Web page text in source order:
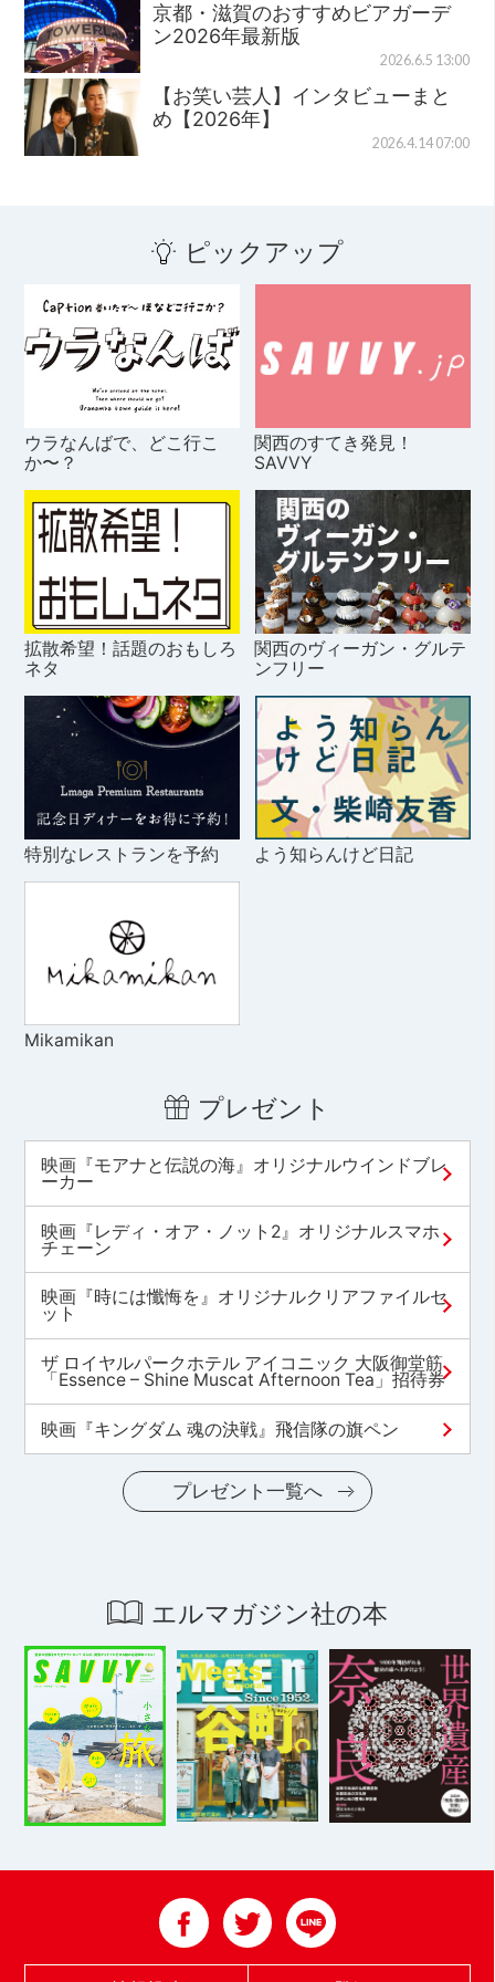
京都・滋賀のおすすめビアガーデ
ン2026年最新版
2026.6.5 13:00
【お笑い芸人】インタビューまと
め【2026年】
2026.4.14 07:00
ピックアップ
ウラなんばで、どこ行こ
か〜？
関西のすてき発見！
SAVVY
拡散希望！話題のおもしろ
ネタ
関西のヴィーガン・グルテ
ンフリー
特別なレストランを予約 よう知らんけど日記
Mikamikan
プレゼント
映画『モアナと伝説の海』オリジナルウインドブレ
ーカー
映画『レディ・オア・ノット2』オリジナルスマホ
チェーン
映画『時には懺悔を』オリジナルクリアファイルセ
ット
ザ ロイヤルパークホテル アイコニック 大阪御堂筋
「Essence – Shine Muscat Afternoon Tea」招待券
映画『キングダム 魂の決戦』飛信隊の旗ペン
プレゼント一覧へ
エルマガジン社の本